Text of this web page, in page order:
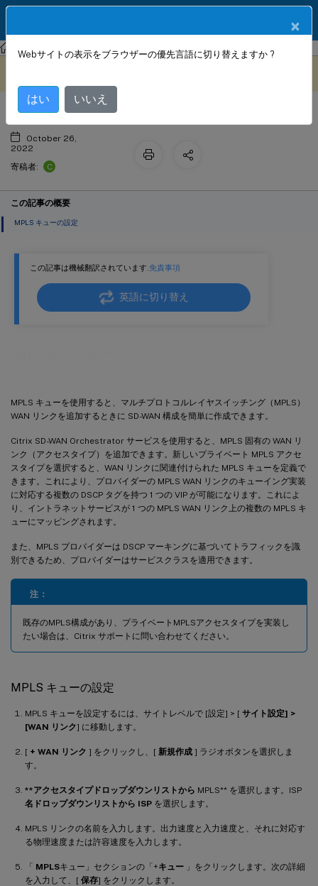
Citrix SD-WAN Orchestrator
この記事は機械翻訳されています.免責事項
英語に切り替え
MPLS キューを使用すると、マルチプロトコルレイヤスイッチング（MPLS）
WAN リンクを追加するときに SD-WAN 構成を簡単に作成できます。
Citrix SD-WAN Orchestrator サービスを使用すると、MPLS 固有の WAN リ
ンク（アクセスタイプ）を追加できます。新しいプライベート MPLS アクセ
スタイプを選択すると、WAN リンクに関連付けられた MPLS キューを定義で
きます。これにより、プロバイダーの MPLS WAN リンクのキューイング実装
に対応する複数の DSCP タグを持つ 1 つの VIP が可能になります。これによ
り、イントラネットサービスが 1 つの MPLS WAN リンク上の複数の MPLS キ
ューにマッピングされます。
また、MPLS プロバイダーは DSCP マーキングに基づいてトラフィックを識
別できるため、プロバイダーはサービスクラスを適用できます。
注：
既存のMPLS構成があり、プライベートMPLSアクセスタイプを実装し
たい場合は、Citrix サポートに問い合わせてください。
MPLS キューの設定
MPLS キューを設定するには、サイトレベルで [設定] > [ サイト設定] >
[WAN リンク] に移動します。
[ + WAN リンク ] をクリックし、[ 新規作成 ] ラジオボタンを選択しま
す。
**アクセスタイプドロップダウンリストから MPLS** を選択します。ISP
名ドロップダウンリストから ISP を選択します。
MPLS リンクの名前を入力します。出力速度と入力速度と、それに対応す
る物理速度または許容速度を入力します。
「 MPLSキュー」セクションの「+キュー 」をクリックします。次の詳細
を入力して、[ 保存] をクリックします。
MPLS キュー
October 26,
2022
寄稿者:
C
この記事の概要
MPLS キューの設定
×
Webサイトの表示をブラウザーの優先言語に切り替えますか ?
はい いいえ